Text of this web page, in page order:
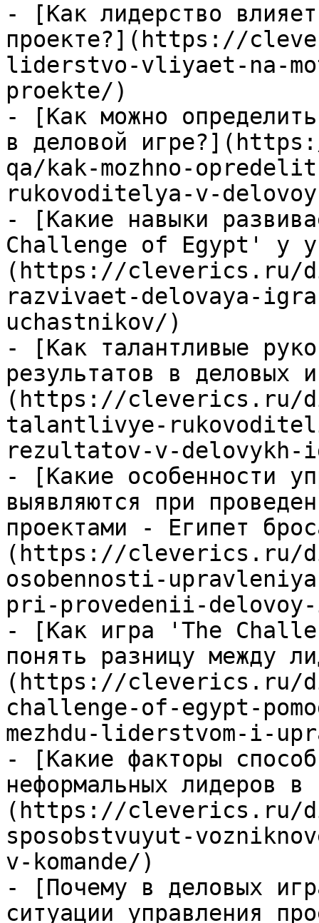
- [Как лидерство
проекте?](https://
liderstvo-vliyaet-na-
proekte/)
- [Как можно определить
в деловой
qa/kak-mozhno-
rukovoditelya-v-
- [Какие навыки
Challenge of Egypt' у
(https://cleverics.ru/
razvivaet-delovaya-
uchastnikov/)
- [Как талантливые
результатов в деловых
(https://cleverics.ru/
talantlivye-
rezultatov-v-delovykh-
- [Какие особенности
выявляются при
проектами - Египет
(https://cleverics.ru/
osobennosti-
pri-provedenii-
- [Как игра 'The
понять разницу между
(https://cleverics.ru/
challenge-of-egypt-
mezhdu-liderstvom-i-
- [Какие факторы
неформальных лидеров в
(https://cleverics.ru/
sposobstvuyut-
v-komande/)
- [Почему в деловых
ситуации управления